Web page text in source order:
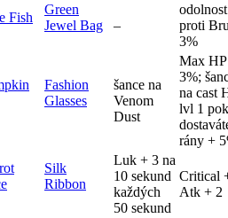
Fish
Green
Jewel Bag
–
odolnost
proti
3%
Fashion
Glasses
šance na
Venom
Dust
Max
3%;
na cast
lvl 1
rány +
Silk
Ribbon
Luk + 3 na
10 sekund
každých
50 sekund
Critical
Atk + 2